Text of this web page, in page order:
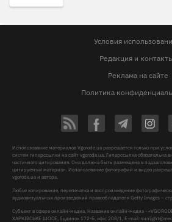
Условия
Редакция и
Реклама на сайте
Политика
Использование материалов Vgorode.ua разрешается только при
систем гиперссылки на сайт vgorode.ua. Гиперссылка обязательна
частичного цитирования. Она должна быть размещена в
цитируемый материал. Использование фотографий и видео
vgorode.ua и автора.
Любое копирование, перепечатка и воспроизведение
аудиовизуальных произведений правообладателя Getty Images –
Субъект в сфере онлайн-медиа, Название онлайн-медиа -
ХАРКІВСЬКЕ ШОСЕ, будинок 172-Б, офіс 208/1, E-mail: